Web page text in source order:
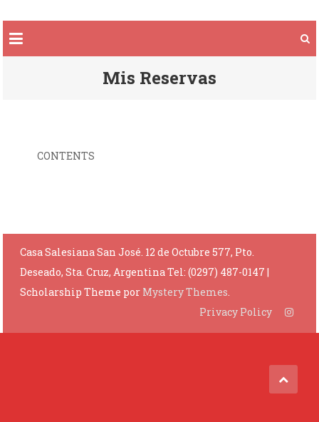
Mis Reservas
CONTENTS
Casa Salesiana San José. 12 de Octubre 577, Pto.
Deseado, Sta. Cruz, Argentina Tel: (0297) 487-0147 |
Scholarship Theme por Mystery Themes
Privacy Policy